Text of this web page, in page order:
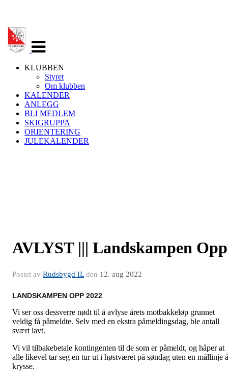
navigasjon
KLUBBEN
Styret
Om klubben
KALENDER
ANLEGG
BLI MEDLEM
SKIGRUPPA
ORIENTERING
JULEKALENDER
AVLYST ||| Landskampen Opp
Postet av Rudsbygd ILden 12. aug 2022
LANDSKAMPEN OPP 2022
Vi ser oss dessverre nødt til å avlyse årets motbakkeløp grunnet
veldig få påmeldte. Selv med en ekstra påmeldingsdag, ble antall
svært lavt.
Vi vil tilbakebetale kontingenten til de som er påmeldt, og håper at
alle likevel tar seg en tur ut i høstværet på søndag uten en mållinje å
krysse.